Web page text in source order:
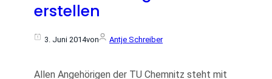
erstellen
3. Juni 2014von Antje Schreiber
Allen Angehörigen der TU Chemnitz steht mit